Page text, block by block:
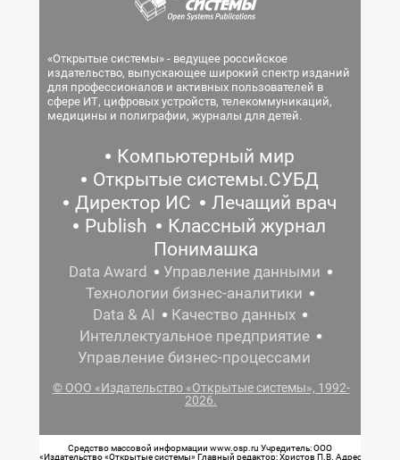
«Открытые системы» - ведущее российское
издательство, выпускающее широкий спектр изданий
для профессионалов и активных пользователей в
сфере ИТ, цифровых устройств, телекоммуникаций,
медицины и полиграфии, журналы для детей.
Компьютерный мир
Открытые системы.СУБД
Директор ИС
Лечащий врач
Publish
Классный журнал
Понимашка
Data Award
Управление данными
Технологии бизнес-аналитики
Data & AI
Качество данных
Интеллектуальное предприятие
Управление бизнес-процессами
© ООО «Издательство «Открытые системы», 1992-
2026.
Средство массовой информации www.osp.ru Учредитель: ООО
«Издательство «Открытые системы» Главный редактор: Христов П.В. Адрес